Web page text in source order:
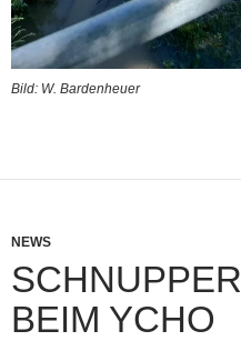
Bild: W. Bardenheuer
NEWS
BEIM YCHO